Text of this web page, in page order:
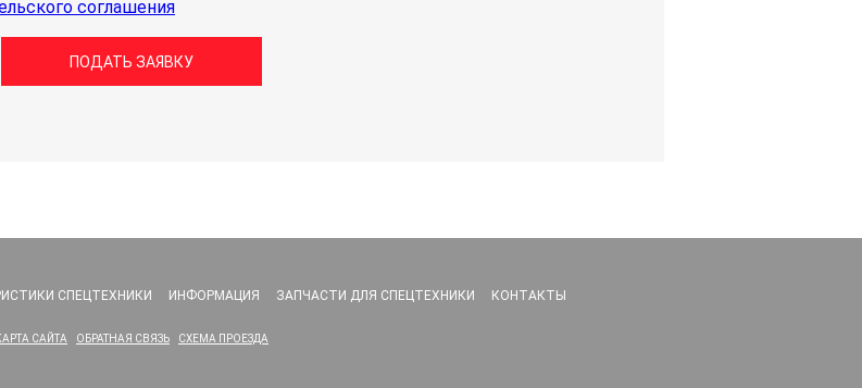
соглашения
СПЕЦТЕХНИКИ ИНФОРМАЦИЯ ЗАПЧАСТИ ДЛЯ СПЕЦТЕХНИКИ КОНТАКТЫ
САЙТА ОБРАТНАЯ СВЯЗЬ СХЕМА ПРОЕЗДА